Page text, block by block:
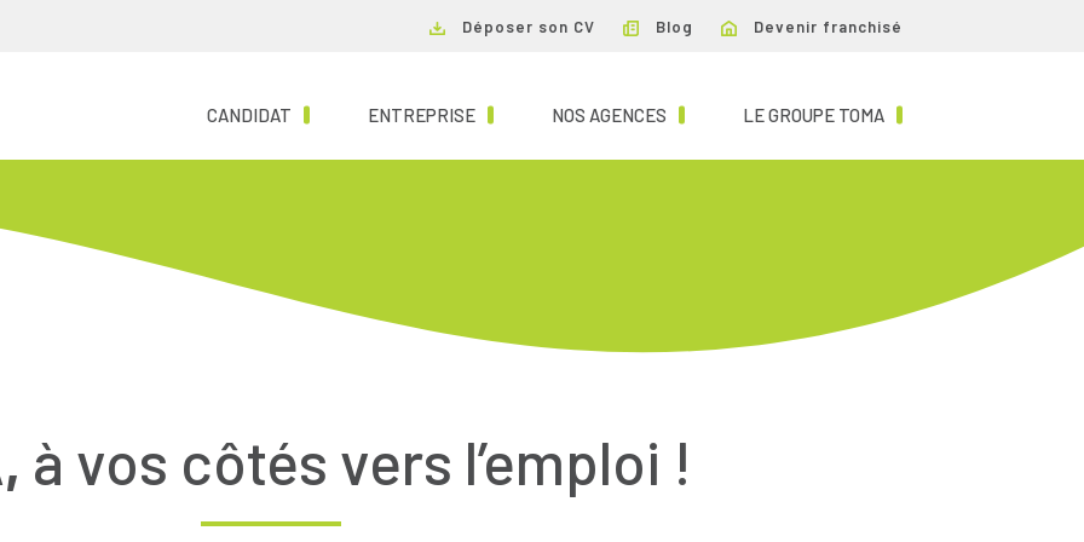
Déposer son CV Blog Devenir franchisé
CANDIDAT (CURRENT)ENTREPRISE(CURRENT)NOS AGENCES (CURRENT)LE GROUPE TOMA (CURRENT)
à vos côtés vers l’emploi !